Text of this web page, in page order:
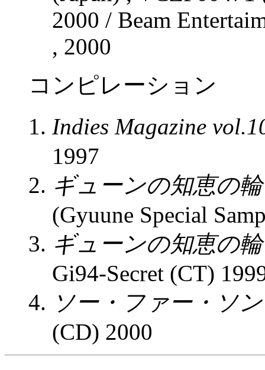
2000 / Beam
, 2000
コンピレーション
Indies Magazine
1997
ギューンの知恵の
(Gyuune Special
ギューンの知恵の
Gi94-Secret (CT)
ソー・ファー・ソ
(CD) 2000